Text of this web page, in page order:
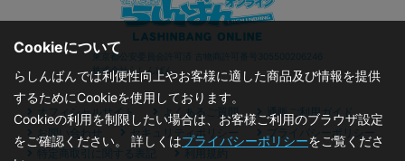
東京都公安委員会許可済 古物商許可番号305500206246
株式会社らしんばん
オフィシャルサイト よくあるご質問
通販ご利用ガイド
お問い合わせ
セキュリティポリシー
プライバシーポリシー
特定商取引に関する表記
利用規約
Cookieについて
らしんばんでは利便性向上やお客様に適した商品及び情報を提供
するためにCookieを使用しております。
Cookieの利用を制限したい場合は、お客様ご利用のブラウザ設定
をご確認ください。 詳しくはプライバシーポリシーをご覧くださ